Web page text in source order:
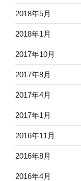
2018年5月
2018年1月
2017年10月
2017年8月
2017年4月
2017年1月
2016年11月
2016年8月
2016年4月